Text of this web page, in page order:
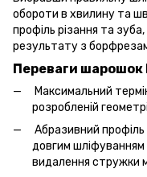
обороти в хвилину та
профіль різання та
результату з
Переваги шарошок
Максимальний
розробленій
Абразивний профіль
довгим шліфуванням
видалення стружки